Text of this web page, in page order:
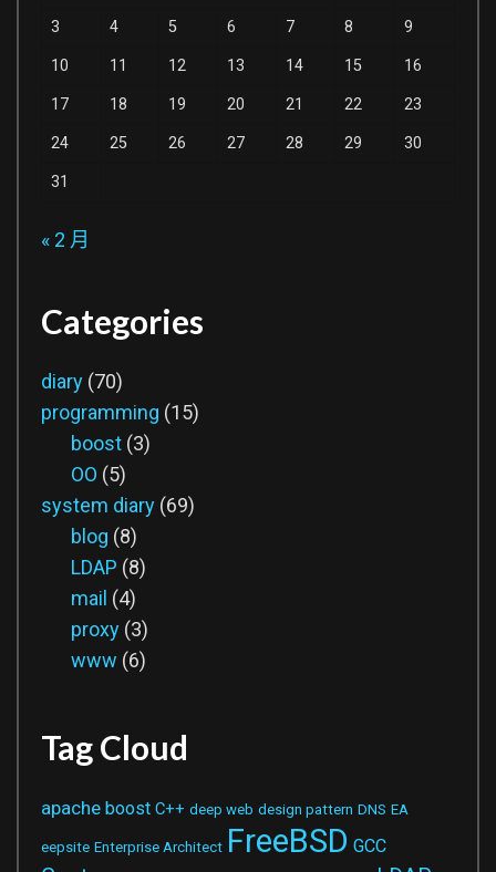
3 4 5 6 7 8 9
10 11 12 13 14 15 16
17 18 19 20 21 22 23
24 25 26 27 28 29 30
31
« 2 月
Categories
diary (70)
programming (15)
boost (3)
OO (5)
system diary (69)
blog (8)
LDAP (8)
mail (4)
proxy (3)
www (6)
Tag Cloud
apache boost C++ deep web design pattern DNS EA
eepsite Enterprise Architect FreeBSD GCC